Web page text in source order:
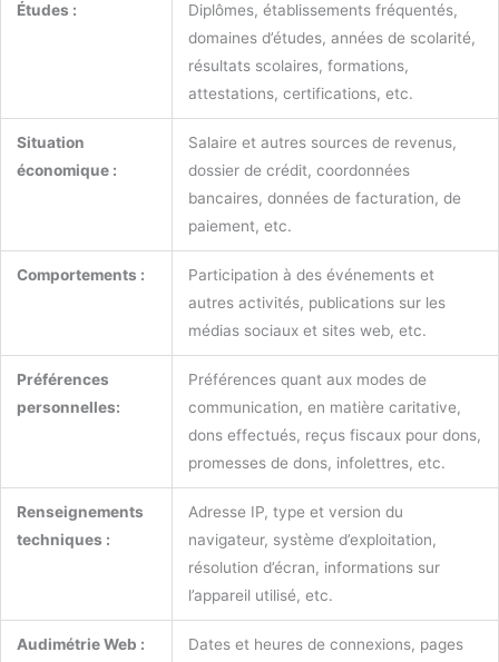
Études :
Diplômes, établissements fréquentés,
domaines d’études, années de scolarité,
résultats scolaires, formations,
attestations, certifications, etc.
Situation
économique :
Salaire et autres sources de revenus,
dossier de crédit, coordonnées
bancaires, données de facturation, de
paiement, etc.
Comportements :
Participation à des événements et
autres activités, publications sur les
médias sociaux et sites web, etc.
Préférences
personnelles:
Préférences quant aux modes de
communication, en matière caritative,
dons effectués, reçus fiscaux pour dons,
promesses de dons, infolettres, etc.
Renseignements
techniques :
Adresse IP, type et version du
navigateur, système d’exploitation,
résolution d’écran, informations sur
l’appareil utilisé, etc.
Audimétrie Web :
Dates et heures de connexions, pages